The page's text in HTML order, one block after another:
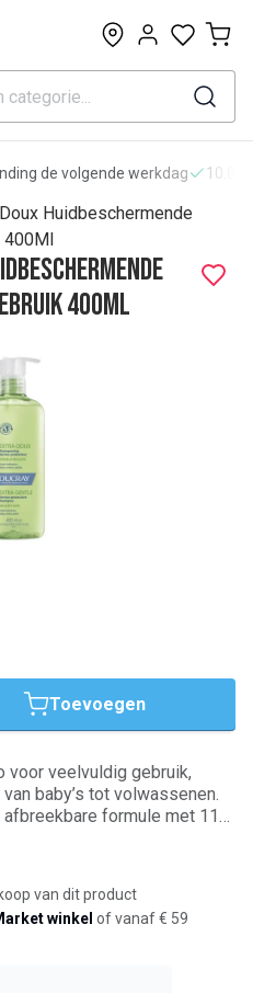
0
de volgende werkdag
Huidbeschermende
400Ml
400Ml
Toevoegen
voor veelvuldig gebruik,
baby’s tot volwassenen.
formule met 11
de hoofdhuid, hydrateert het
aanvoelen. Aangenaam
Aanbrengen op nat haar,
van dit product
winkel of vanaf € 59